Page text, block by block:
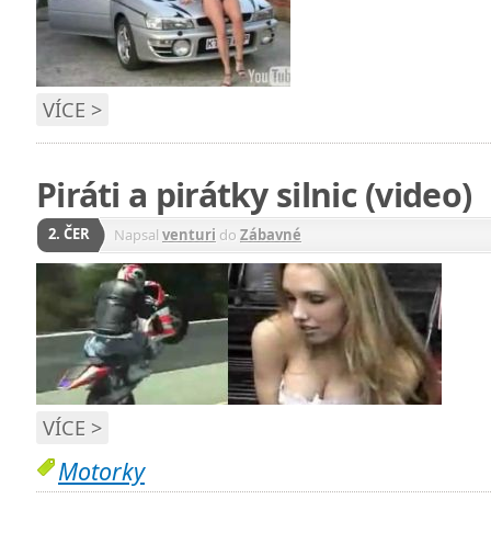
VÍCE >
Piráti a pirátky silnic (video)
2. ČER Napsal venturi do Zábavné
VÍCE >
Motorky